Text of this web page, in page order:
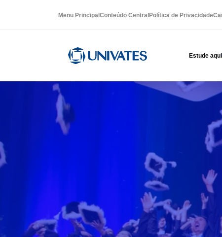
Menu Principal Conteúdo Central Política de Privacidade
Estude aqui